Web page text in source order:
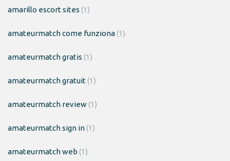
amarillo escort sites (1)
amateurmatch come funziona(1)
amateurmatch gratis (1)
amateurmatch gratuit(1)
amateurmatch review(1)
amateurmatch sign in(1)
amateurmatch web (1)